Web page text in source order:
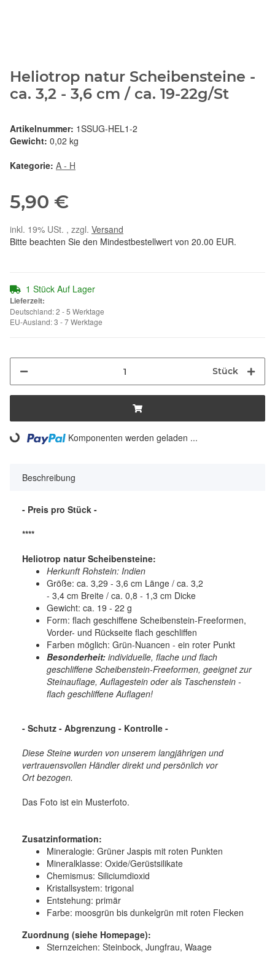
Heliotrop natur Scheibensteine -
ca. 3,2 - 3,6 cm / ca. 19-22g/St
Artikelnummer: 1SSUG-HEL1-2
Gewicht: 0,02 kg
Kategorie: A - H
5,90 €
inkl. 19% USt. , zzgl. Versand
Bitte beachten Sie den Mindestbestellwert von 20.00 EUR.
1 Stück Auf Lager
Lieferzeit:
Deutschland: 2 - 5 Werktage
EU-Ausland: 3 - 7 Werktage
Stück
Loading... Komponenten werden geladen ...
Beschreibung
- Preis pro Stück -
****
Heliotrop natur Scheibensteine:
Herkunft Rohstein: Indien
Größe: ca. 3,29 - 3,6 cm Länge / ca. 3,2
- 3,4 cm Breite / ca. 0,8 - 1,3 cm Dicke
Gewicht: ca. 19 - 22 g
Form: flach geschiffene Scheibenstein-Freeformen,
Vorder- und Rückseite flach geschliffen
Farben möglich: Grün-Nuancen - ein roter Punkt
Besonderheit: individuelle, flache und flach
geschliffene Scheibenstein-Freeformen, geeignet zur
Steinauflage, Auflagestein oder als Taschenstein -
flach geschliffene Auflagen!
- Schutz - Abgrenzung - Kontrolle -
Diese Steine wurden von unserem langjährigen und
vertrauensvollen Händler direkt und persönlich vor
Ort bezogen.
Das Foto ist ein Musterfoto.
Zusatzinformation:
Mineralogie: Grüner Jaspis mit roten Punkten
Mineralklasse: Oxide/Gerüstsilikate
Chemismus: Siliciumdioxid
Kristallsystem: trigonal
Entstehung: primär
Farbe: moosgrün bis dunkelgrün mit roten Flecken
Zuordnung (siehe Homepage):
Sternzeichen: Steinbock, Jungfrau, Waage